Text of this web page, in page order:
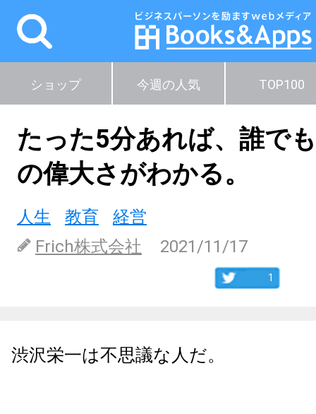
ショップ 今週の人気 TOP100
たった5分あれば、誰で
の偉大さがわかる。
人生 教育
経営
Frich株式会社
2021/11/17
1
渋沢栄一は不思議な人だ。